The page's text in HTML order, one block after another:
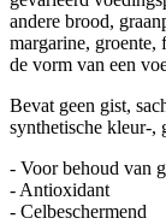
andere brood,
margarine, groente,
de vorm van een
Bevat geen gist,
synthetische kleur-,
- Voor behoud van
- Antioxidant
- Celbeschermend